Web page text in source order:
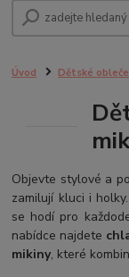
Úvod Dětské
Objevte stylové a
zamilují kluci i
se hodí pro
nabídce najdete
mikiny, které